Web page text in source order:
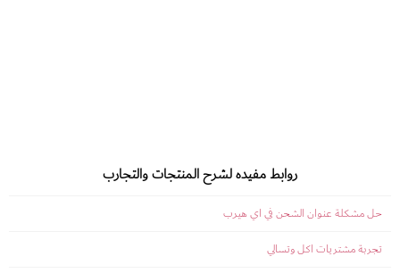
روابط مفيده لشرح المنتجات والتجارب
حل مشكلة عنوان الشحن في اي هيرب
تجربة مشتريات اكل وتسالي